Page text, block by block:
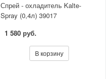
Спрей - охладитель Kalte-
Spray (0,4л) 39017
1 580 руб.
В корзину